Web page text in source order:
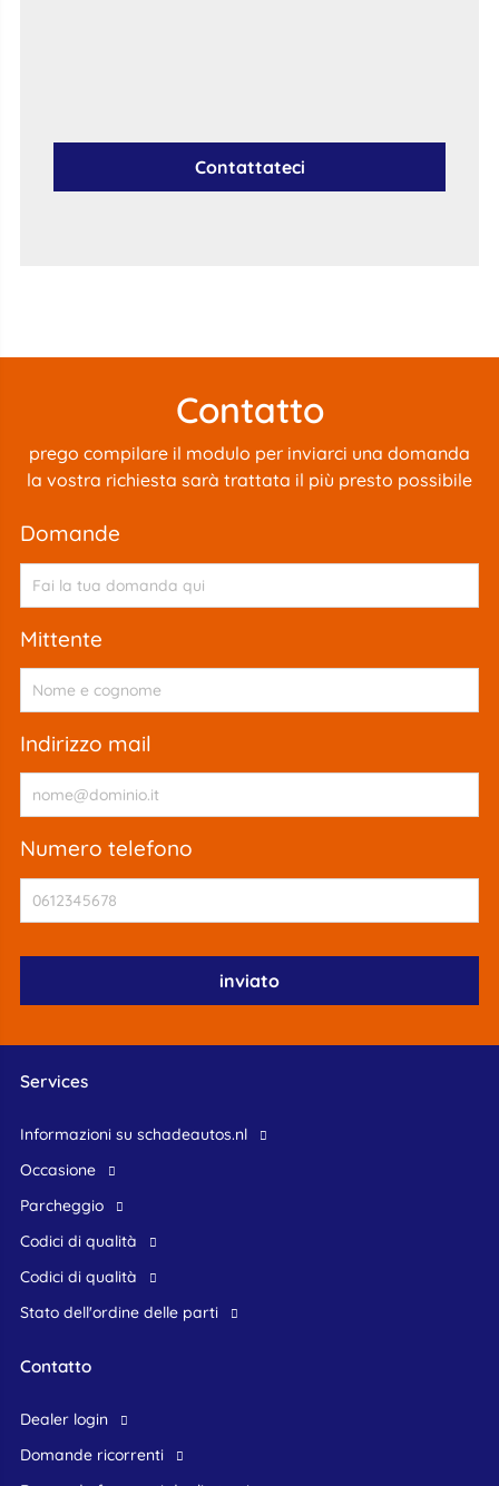
Contattateci
Contatto
prego compilare il modulo per inviarci una domanda
la vostra richiesta sarà trattata il più presto possibile
domande
mittente
indirizzo mail
numero telefono
Services
Informazioni su schadeautos.nl
occasione
Parcheggio
Codici di qualità
Codici di qualità
Stato dell'ordine delle parti
Contatto
dealer login
domande ricorrenti